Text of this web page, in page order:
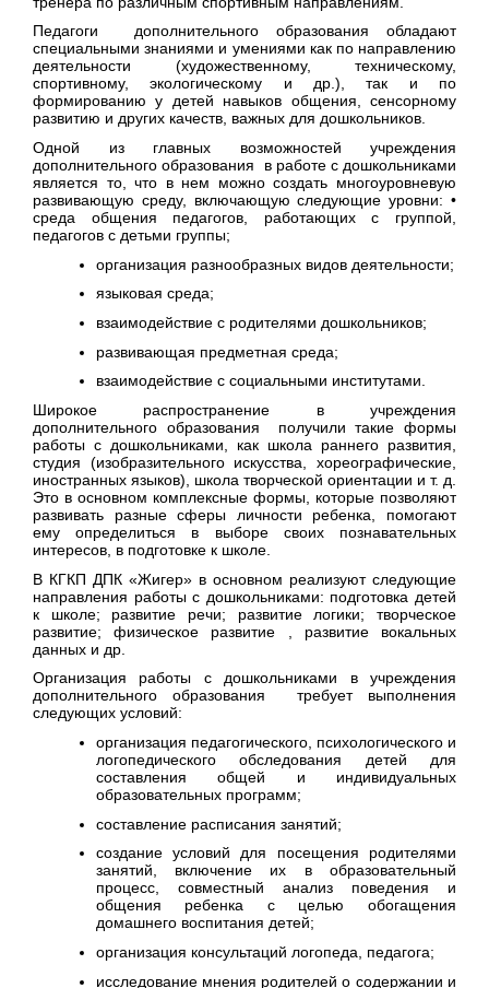
Педагоги дополнительного образования обладают
специальными знаниями и умениями как по направлению
деятельности (художественному, техническому,
спортивному, экологическому и др.), так и по
формированию у детей навыков общения, сенсорному
развитию и других качеств, важных для дошкольников.
Одной из главных возможностей учреждения
дополнительного образования в работе с дошкольниками
является то, что в нем можно создать многоуровневую
развивающую среду, включающую следующие уровни: •
среда общения педагогов, работающих с группой,
педагогов с детьми группы;
организация разнообразных видов деятельности;
языковая среда;
взаимодействие с родителями дошкольников;
развивающая предметная среда;
взаимодействие с социальными институтами.
Широкое распространение в учреждения
дополнительного образования получили такие формы
работы с дошкольниками, как школа раннего развития,
студия (изобразительного искусства, хореографические,
иностранных языков), школа творческой ориентации и т. д.
Это в основном комплексные формы, которые позволяют
развивать разные сферы личности ребенка, помогают
ему определиться в выборе своих познавательных
интересов, в подготовке к школе.
В КГКП ДПК «Жигер» в основном реализуют следующие
направления работы с дошкольниками: подготовка детей
к школе; развитие речи; развитие логики; творческое
развитие; физическое развитие , развитие вокальных
данных и др.
Организация работы с дошкольниками в учреждения
дополнительного образования требует выполнения
следующих условий:
организация педагогического, психологического и
логопедического обследования детей для
составления общей и индивидуальных
образовательных программ;
составление расписания занятий;
создание условий для посещения родителями
занятий, включение их в образовательный
процесс, совместный анализ поведения и
общения ребенка с целью обогащения
домашнего воспитания детей;
организация консультаций логопеда, педагога;
исследование мнения родителей о содержании и